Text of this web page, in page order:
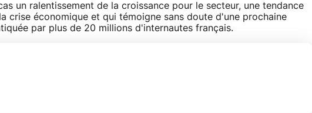
un ralentissement de la croissance pour le secteur, une tendance
crise économique et qui témoigne sans doute d'une prochaine
par plus de 20 millions d'internautes français.